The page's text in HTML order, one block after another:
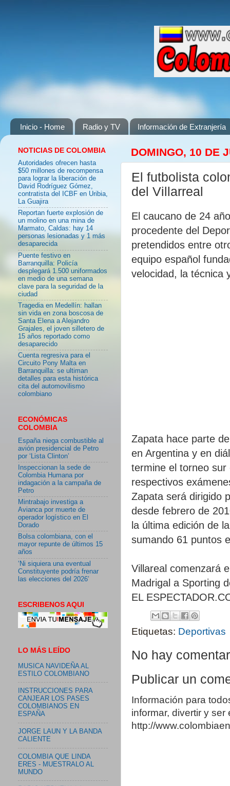
Inicio - Home Radio y TV Información de Extranjería
DOMINGO, 10 DE
El futbolista
del Villarreal
El caucano de 24
procedente del
pretendidos entre
equipo español
velocidad, la técnica
Zapata hace parte
en Argentina y en
termine el torneo sur
respectivos
Zapata será dirigido
desde febrero de
la última edición de
sumando 61 puntos
Villareal comenzará
Madrigal a Sporting
EL
Etiquetas: Deportivas
No hay
Publicar un
Información para
informar, divertir y
http://
NOTICIAS DE COLOMBIA
Autoridades ofrecen hasta
$50 millones de recompensa
para lograr la liberación de
David Rodríguez Gómez,
contratista del ICBF en Uribia,
La Guajira
Reportan fuerte explosión de
un molino en una mina de
Marmato, Caldas: hay 14
personas lesionadas y 1 más
desaparecida
Puente festivo en
Barranquilla: Policía
desplegará 1.500 uniformados
en medio de una semana
clave para la seguridad de la
ciudad
Tragedia en Medellín: hallan
sin vida en zona boscosa de
Santa Elena a Alejandro
Grajales, el joven silletero de
15 años reportado como
desaparecido
Cuenta regresiva para el
Circuito Pony Malta en
Barranquilla: se ultiman
detalles para esta histórica
cita del automovilismo
colombiano
ECONÓMICAS
COLOMBIA
España niega combustible al
avión presidencial de Petro
por ‘Lista Clinton’
Inspeccionan la sede de
Colombia Humana por
indagación a la campaña de
Petro
Mintrabajo investiga a
Avianca por muerte de
operador logístico en El
Dorado
Bolsa colombiana, con el
mayor repunte de últimos 15
años
‘Ni siquiera una eventual
Constituyente podría frenar
las elecciones del 2026’
ESCRIBENOS AQUI
LO MÁS LEÍDO
MUSICA NAVIDEÑA AL
ESTILO COLOMBIANO
INSTRUCCIONES PARA
CANJEAR LOS PASES
COLOMBIANOS EN
ESPAÑA
JORGE LAUN Y LA BANDA
CALIENTE
COLOMBIA QUE LINDA
ERES - MUESTRALO AL
MUNDO